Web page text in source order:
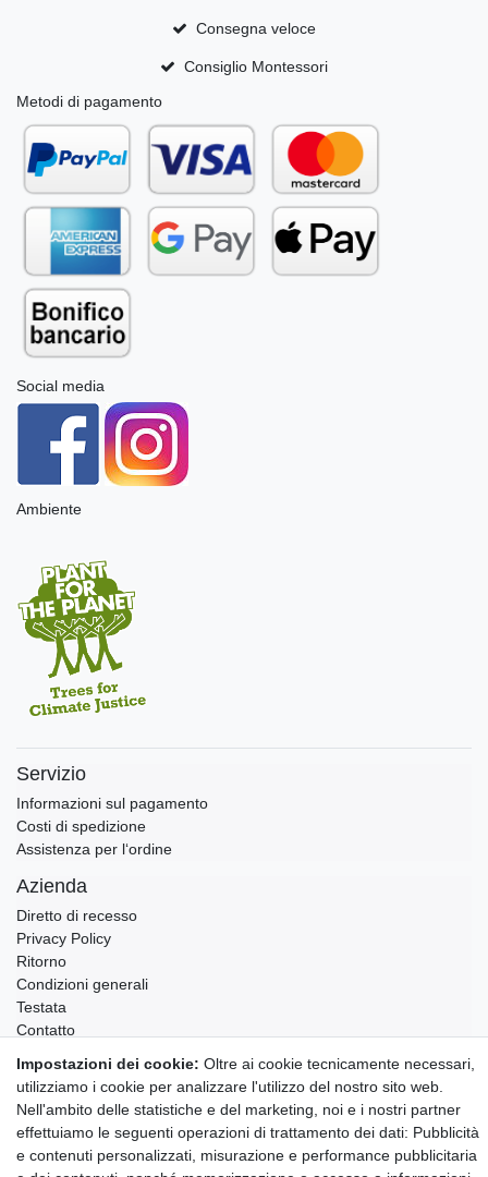
Consegna veloce
Consiglio Montessori
Metodi di pagamento
Social media
Ambiente
Servizio
Informazioni sul pagamento
Costi di spedizione
Assistenza per l‘ordine
Azienda
Diretto di recesso
Privacy Policy
Ritorno
Condizioni generali
Testata
Contatto
Annullare l'ordine
Notizie sui materiali Montessori e sull'educazione
Montessori.
Informazioni settimanali gratuite
Impostazioni dei cookie: Oltre ai cookie tecnicamente necessari,
utilizziamo i cookie per analizzare l'utilizzo del nostro sito web.
Nell'ambito delle statistiche e del marketing, noi e i nostri partner
effettuiamo le seguenti operazioni di trattamento dei dati: Pubblicità
e contenuti personalizzati, misurazione e performance pubblicitaria